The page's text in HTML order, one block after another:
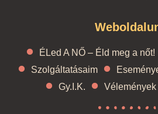
ÉLed A NŐ – Éld meg a nőt!
Szolgáltatásaim
Gy.I.K.
Vélemények